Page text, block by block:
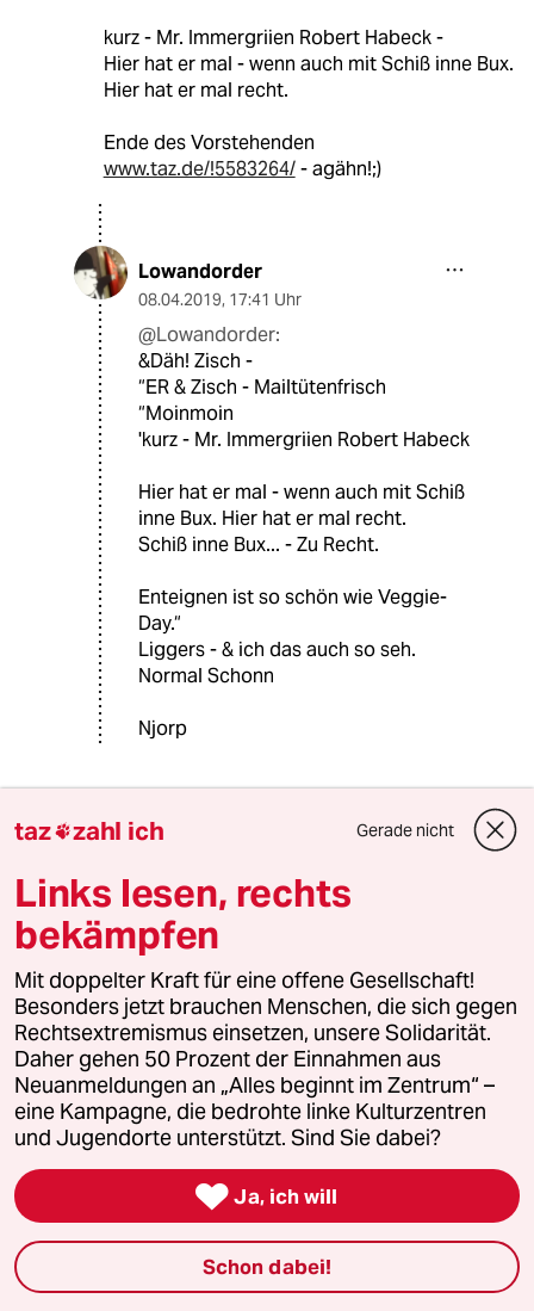
kurz - Mr. Immergriien Robert Habeck -
Hier hat er mal - wenn auch mit Schiß inne Bux.
Hier hat er mal recht.
Ende des Vorstehenden
www.taz.de/!5583264/- agähn!;)
Lowandorder
08.04.2019, 17:41 Uhr
@Lowandorder:
&Däh! Zisch -
“ER & Zisch - Mailtütenfrisch
“Moinmoin
'kurz - Mr. Immergriien Robert Habeck
Hier hat er mal - wenn auch mit Schiß
inne Bux. Hier hat er mal recht.
Schiß inne Bux... - Zu Recht.
Enteignen ist so schön wie Veggie-
Day.“
Liggers - & ich das auch so seh.
Normal Schonn
Njorp
MF Monika Frommel
sehr einleuchtend, dieser Artikel. Der Besitz
einer Wohnung ist wie ein Quasi-
Eigentumsrecht geschützt, auch das ist
interessant. Es sind die neu gebauten
Wohnungen, die so teuer vermietet werden.
Aber sie finden eben ihre Mieter.
Auf dem Land hingegen haben wir Leerstand,
selbst dort, wo es hübsch ist.
15:59 Uhr
Sehr schön zusammengefasst Herr Rath. Die
Notwendigkeit der Verhältnismäßigkeit wird im
Zusammenhang mit Artikel 15 oftmals
taz zahl ich Gerade nicht
Links lesen, rechts
bekämpfen
Mit doppelter Kraft für eine offene Gesellschaft!
Besonders jetzt brauchen Menschen, die sich gegen
Rechtsextremismus einsetzen, unsere Solidarität.
Daher gehen 50 Prozent der Einnahmen aus
Neuanmeldungen an „Alles beginnt im Zentrum“ –
eine Kampagne, die bedrohte linke Kulturzentren
und Jugendorte unterstützt. Sind Sie dabei?
 Ja, ich will
Schon dabei!